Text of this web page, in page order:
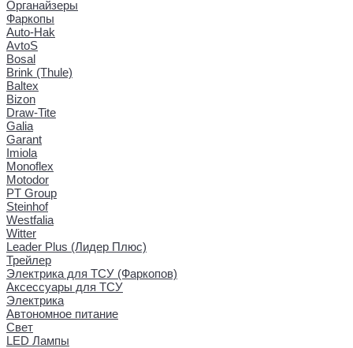
Органайзеры
Фаркопы
Auto-Hak
AvtoS
Bosal
Brink (Thule)
Baltex
Bizon
Draw-Tite
Galia
Garant
Imiola
Monoflex
Motodor
PT Group
Steinhof
Westfalia
Witter
Leader Plus (Лидер Плюс)
Трейлер
Электрика для ТСУ (Фаркопов)
Аксессуары для ТСУ
Электрика
Автономное питание
Свет
LED Лампы